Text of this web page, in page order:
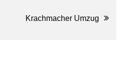
Krachmacher Umzug